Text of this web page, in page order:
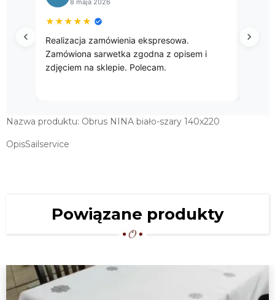
z opisem i
★
Przepięke gobelinowe obrusy.
Nazwa produktu: Obrus NINA biało-szary 140x220
OpisSailservice
Powiązane produkty